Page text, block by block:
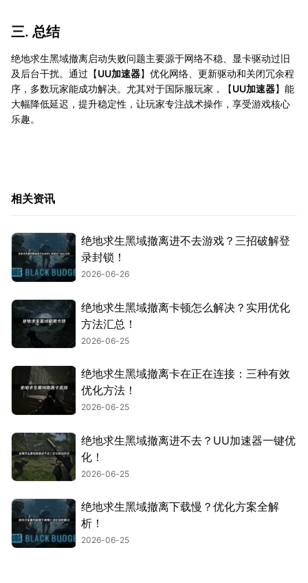
三. 总结
绝地求生黑域撤离启动失败问题主要源于网络不稳、显卡驱动过旧
及后台干扰。通过【UU加速器】优化网络、更新驱动和关闭冗余程
序，多数玩家能成功解决。尤其对于国际服玩家，【UU加速器】能
大幅降低延迟，提升稳定性，让玩家专注战术操作，享受游戏核心
乐趣。
相关资讯
绝地求生黑域撤离进不去游戏？三招破解登
录封锁！
2026-06-26
绝地求生黑域撤离卡顿怎么解决？实用优化
方法汇总！
2026-06-25
绝地求生黑域撤离卡在正在连接：三种有效
优化方法！
2026-06-25
绝地求生黑域撤离进不去？UU加速器一键优
化！
2026-06-25
绝地求生黑域撤离下载慢？优化方案全解
析！
2026-06-25